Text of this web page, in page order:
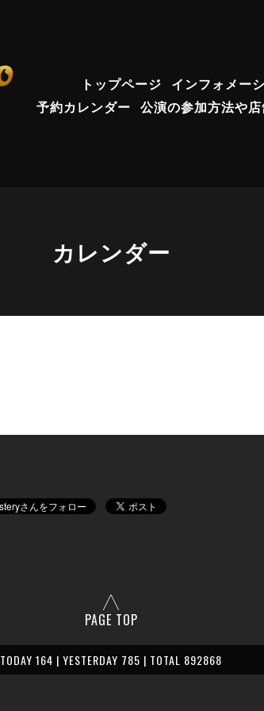
トップページ インフォメー
予約カレンダー 公演の参加方法や
カレンダー
PAGE TOP
TODAY 164 | YESTERDAY 785 | TOTAL 892868